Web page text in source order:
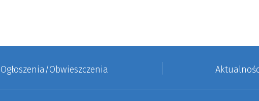
Ogłoszenia/Obwieszczenia